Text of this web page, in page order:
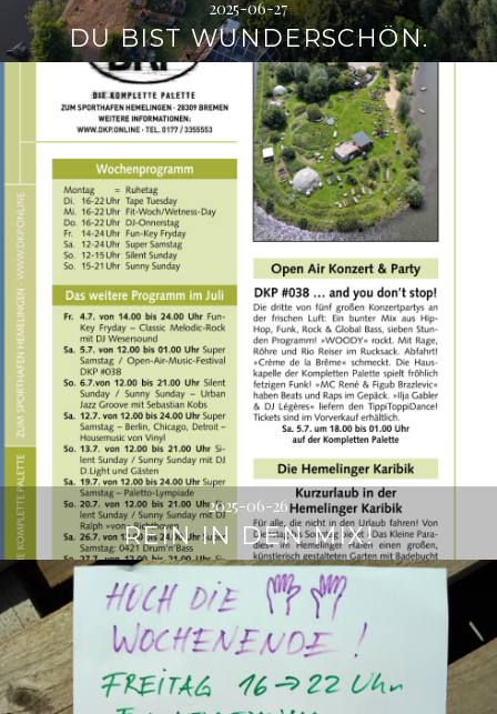
2025-06-27
DU BIST WUNDERSCHÖN.
2025-06-26
REIN IN DEN MIX!